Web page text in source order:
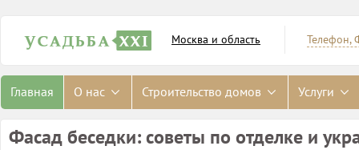
Телефон,
Москва и область
Главная О нас Строительство домов Услуги
Фасад беседки: советы по отделке и